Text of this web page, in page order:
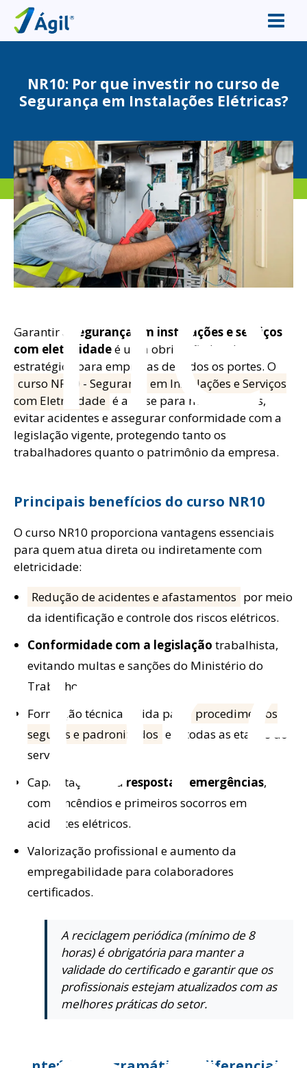
NR10: Por que investir no curso de
Segurança em Instalações Elétricas?
Garantir a
segurança em instalações e serviços
com eletricidadeé uma obrigação legal e
estratégica para empresas de todos os portes. O
curso NR10 - Segurança em Instalações e Serviços
com Eletricidade é a base para mitigar riscos,
evitar acidentes e assegurar conformidade com a
legislação vigente, protegendo tanto os
trabalhadores quanto o patrimônio da empresa.
Principais benefícios do curso NR10
O curso NR10 proporciona vantagens essenciais
para quem atua direta ou indiretamente com
eletricidade:
Redução de acidentes e afastamentos por meio
da identificação e controle dos riscos elétricos.
Conformidade com a legislação trabalhista,
evitando multas e sanções do Ministério do
Trabalho.
Formação técnica sólida para
procedimentos
seguros e padronizados em todas as etapas do
serviço.
Capacitação para resposta a emergências,
como incêndios e primeiros socorros em
acidentes elétricos.
Valorização profissional e aumento da
empregabilidade para colaboradores
certificados.
A reciclagem periódica (mínimo de 8
horas) é obrigatória para manter a
validade do certificado e garantir que os
profissionais estejam atualizados com as
melhores práticas do setor.